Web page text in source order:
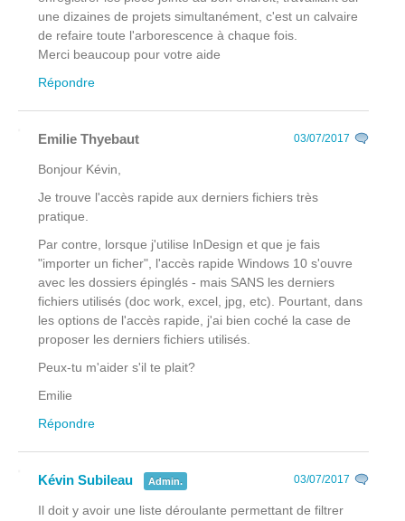
une dizaines de projets simultanément, c'est un calvaire
de refaire toute l'arborescence à chaque fois.
Merci beaucoup pour votre aide
Répondre
Emilie Thyebaut 03/07/2017
Bonjour Kévin,
Je trouve l'accès rapide aux derniers fichiers très
pratique.
Par contre, lorsque j'utilise InDesign et que je fais
"importer un ficher", l'accès rapide Windows 10 s'ouvre
avec les dossiers épinglés - mais SANS les derniers
fichiers utilisés (doc work, excel, jpg, etc). Pourtant, dans
les options de l'accès rapide, j'ai bien coché la case de
proposer les derniers fichiers utilisés.
Peux-tu m'aider s'il te plait?
Emilie
Répondre
Kévin Subileau Admin. 03/07/2017
Il doit y avoir une liste déroulante permettant de filtrer